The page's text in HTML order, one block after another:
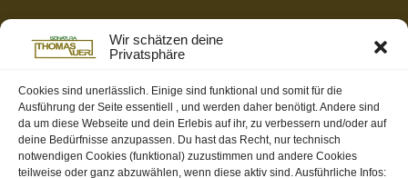
Wir schätzen deine
Privatsphäre
Cookies sind unerlässlich. Einige sind funktional und somit für die
Ausführung der Seite essentiell , und werden daher benötigt. Andere sind
da um diese Webseite und dein Erlebis auf ihr, zu verbessern und/oder auf
deine Bedürfnisse anzupassen. Du hast das Recht, nur technisch
notwendigen Cookies (funktional) zuzustimmen und andere Cookies
teilweise oder ganz abzuwählen, wenn diese aktiv sind. Ausführliche Infos:
Partnerseiten / Empfehlungen
K-Wellness – Karin Meier
S&S Informatik GmbH
Ihr Partner für zukunftsorientierte Informatik
Swiss-skymodel